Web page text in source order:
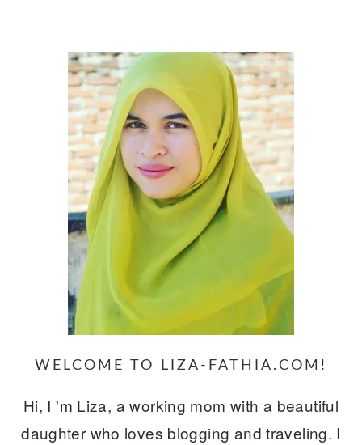
WELCOME TO LIZA-FATHIA.COM!
Hi, I 'm Liza, a working mom with a beautiful
daughter who loves blogging and traveling. I